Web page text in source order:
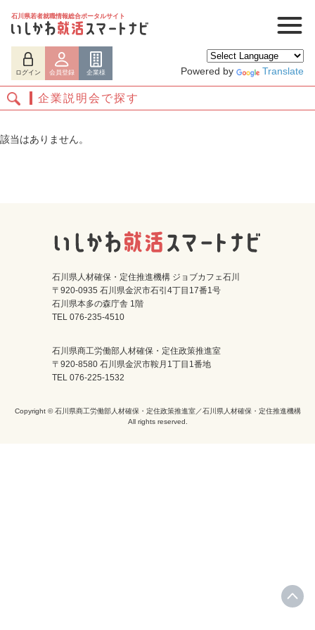
石川県若者就職情報総合ポータルサイト
ログイン 会員登録 企業様 Powered by Translate
ログイン 会員登録
企業説明会で探す
該当はありません。
石川県人材確保・定住推進機構 ジョブカフェ石川
〒920-0935 石川県金沢市石引4丁目17番1号
石川県本多の森庁舎 1階
TEL 076-235-4510
石川県商工労働部人材確保・定住政策推進室
〒920-8580 石川県金沢市鞍月1丁目1番地
TEL 076-225-1532
Copyright © 石川県商工労働部人材確保・定住政策推進室／石川県人材確保・定住推進機構
All rights reserved.